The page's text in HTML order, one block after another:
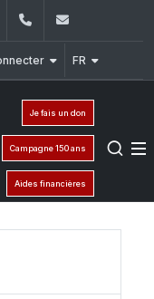
YouTube+961 (1) 421 548
FR
Je fais un don
Campagne 150 ans
Aides financières